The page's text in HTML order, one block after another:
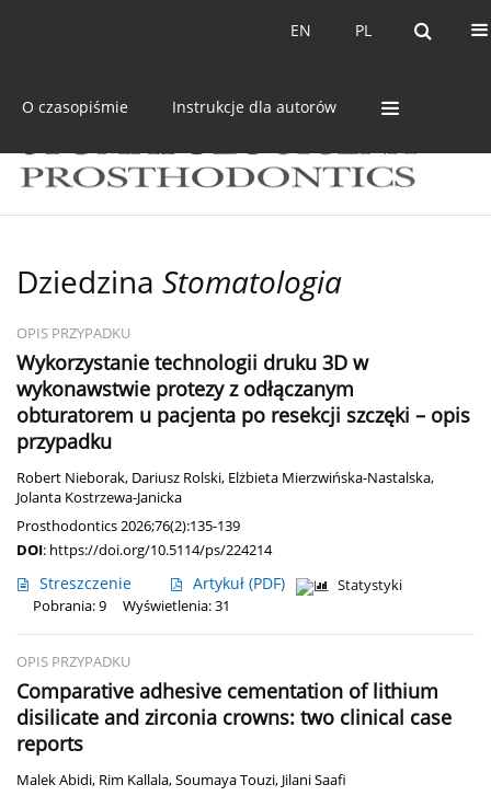
PL
EN PL
EN
O czasopiśmie Instrukcje dla autorów
Dziedzina Stomatologia
OPIS PRZYPADKU
Wykorzystanie technologii druku 3D w
wykonawstwie protezy z odłączanym
obturatorem u pacjenta po resekcji szczęki – opis
przypadku
Robert Nieborak, Dariusz Rolski, Elżbieta Mierzwińska-Nastalska,
Jolanta Kostrzewa-Janicka
Prosthodontics 2026;76(2):135-139
DOI: https://doi.org/10.5114/ps/224214
Streszczenie Artykuł (PDF)
Statystyki
Pobrania: 9
Wyświetlenia: 31
OPIS PRZYPADKU
Comparative adhesive cementation of lithium
disilicate and zirconia crowns: two clinical case
reports
Malek Abidi, Rim Kallala,Soumaya Touzi, Jilani Saafi